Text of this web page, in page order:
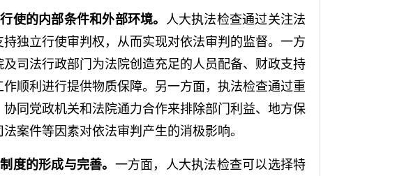
使的内部条件和外部环境。 人大执法检查通过关注法
独立行使审判权，从而实现对依法审判的监督。一方
司法行政部门为法院创造充足的人员配备、财政支持
顺利进行提供物质保障。另一方面，执法检查通过重
同党政机关和法院通力合作来排除部门利益、地方保
案件等因素对依法审判产生的消极影响。
度的形成与完善。 一方面，人大执法检查可以选择特